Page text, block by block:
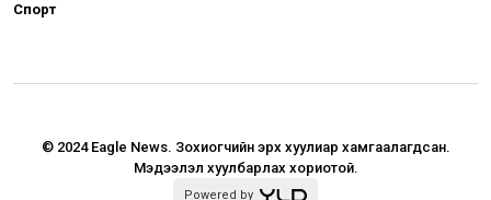
Спорт
© 2024 Eagle News. Зохиогчийн эрх хуулиар хамгаалагдсан.
Мэдээлэл хуулбарлах хориотой.
Powered by